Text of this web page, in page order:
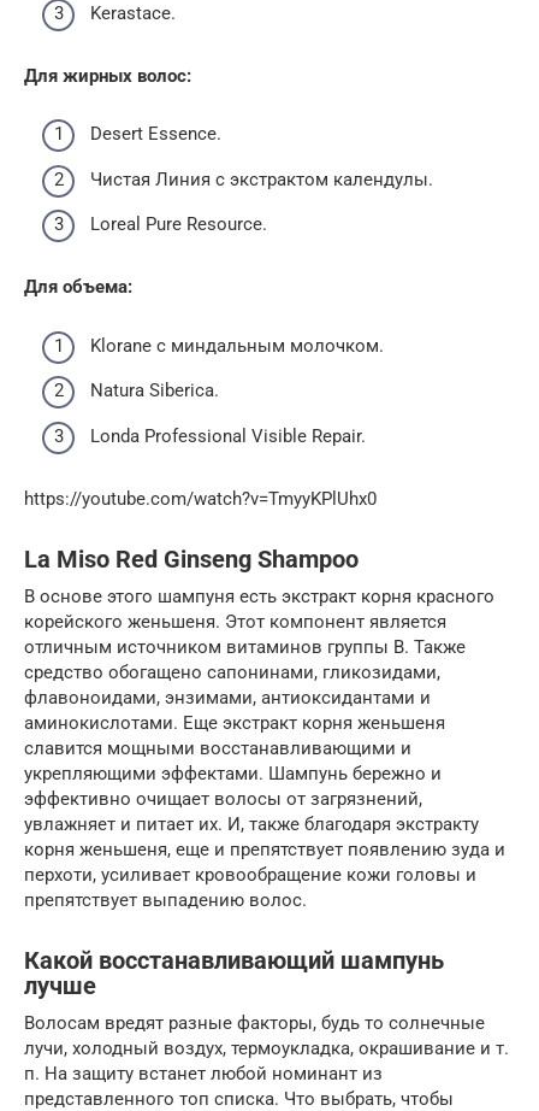
Kerastace.
Для жирных волос:
Desert Essence.
Чистая Линия с экстрактом календулы.
Loreal Pure Resource.
Для объема:
Klorane с миндальным молочком.
Natura Siberica.
Londa Professional Visible Repair.
https://youtube.com/watch?v=TmyyKPlUhx0
La Miso Red Ginseng Shampoo
В основе этого шампуня есть экстракт корня красного
корейского женьшеня. Этот компонент является
отличным источником витаминов группы B. Также
средство обогащено сапонинами, гликозидами,
флавоноидами, энзимами, антиоксидантами и
аминокислотами. Еще экстракт корня женьшеня
славится мощными восстанавливающими и
укрепляющими эффектами. Шампунь бережно и
эффективно очищает волосы от загрязнений,
увлажняет и питает их. И, также благодаря экстракту
корня женьшеня, еще и препятствует появлению зуда и
перхоти, усиливает кровообращение кожи головы и
препятствует выпадению волос.
Какой восстанавливающий шампунь
лучше
Волосам вредят разные факторы, будь то солнечные
лучи, холодный воздух, термоукладка, окрашивание и т.
п. На защиту встанет любой номинант из
представленного топ списка. Что выбрать, чтобы